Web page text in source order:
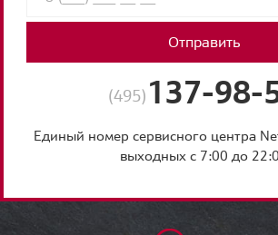
Отправить
(495) 137-98-
Единый номер сервисного центра
выходных с 7:00 до